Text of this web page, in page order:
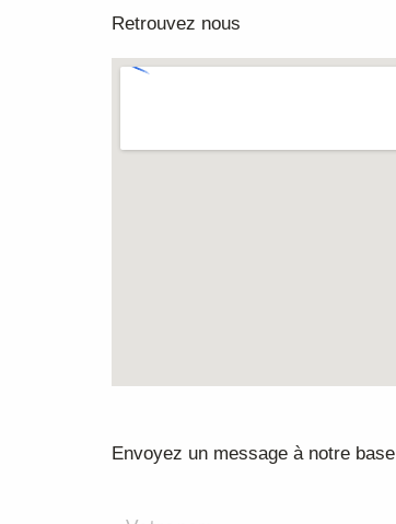
Retrouvez nous
Envoyez un message à notre base